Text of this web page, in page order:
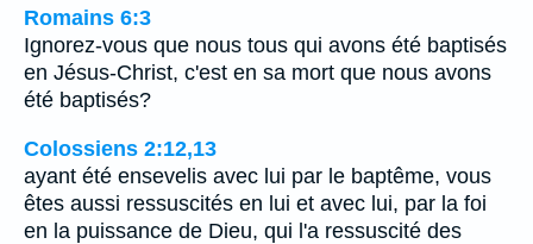
Romains 6:3
Ignorez-vous que nous tous qui avons été baptisés
en Jésus-Christ, c'est en sa mort que nous avons
été baptisés?
Colossiens 2:12,13
ayant été ensevelis avec lui par le baptême, vous
êtes aussi ressuscités en lui et avec lui, par la foi
en la puissance de Dieu, qui l'a ressuscité des